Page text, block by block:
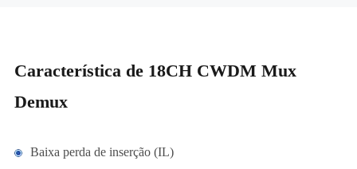
Característica de 18CH CWDM Mux
Demux
Baixa perda de inserção (IL)